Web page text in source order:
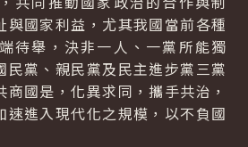
與國家利益，尤其我國當前各種
待舉，決非一人、一黨所能獨
民黨、親民黨及民主進步黨三黨
國是，化異求同，攜手共治，
速進入現代化之規模，以不負國